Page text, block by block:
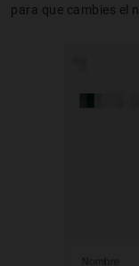
para que cambies el